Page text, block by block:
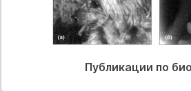
Публикации по